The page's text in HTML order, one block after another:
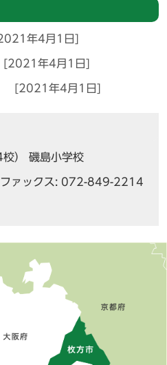
年4月1日]
[2021年4月1日]
[2021年4月1日]
） 磯島小学校
ファックス: 072-849-2214